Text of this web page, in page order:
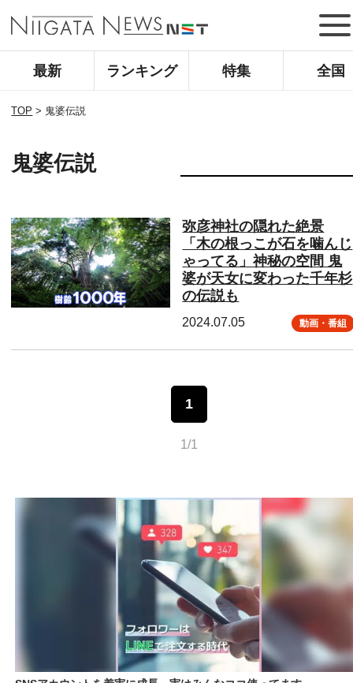
最新 ランキング 特集 全国
TOP > 鬼婆伝説
鬼婆伝説
弥彦神社の隠れた絶景
「木の根っこが石を噛んじ
ゃってる」神秘の空間 鬼
婆が天女に変わった千年杉
の伝説も
2024.07.05 動画・番組
1
1/1